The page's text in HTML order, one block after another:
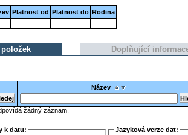
Platnost od Platnost do Rodina
Doplňující
Název
žádný záznam.
k datu:
Jazyková verze dat: